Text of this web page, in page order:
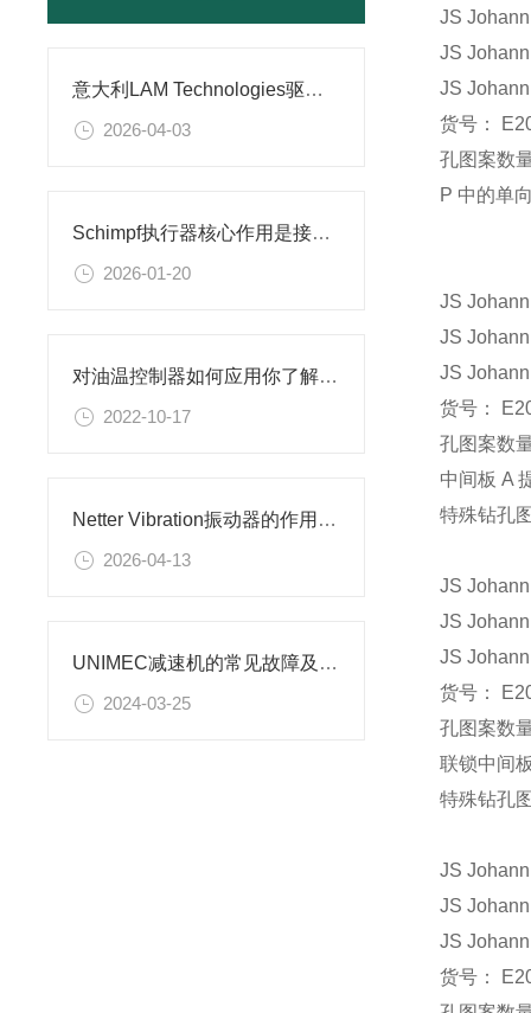
意大利LAM Technologies驱动控制器 技术特点及应用场景
2026-04-03
Schimpf执行器核心作用是接收控制器输出的控制信号
2026-01-20
对油温控制器如何应用你了解吗？
2022-10-17
Netter Vibration振动器的作用与选购指南
2026-04-13
UNIMEC减速机的常见故障及其诊断方法
2024-03-25
JS
JS
JS
货号：
孔图案数
P 中的单
JS
JS
JS
货号：
孔图案数
中间板 A
特殊钻孔
JS
JS
JS
货号：
孔图案数
联锁中间
特殊钻孔
JS
JS
JS
货号：